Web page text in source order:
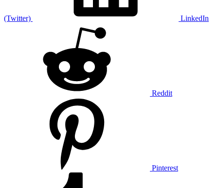
(Twitter) LinkedIn
Reddit
Pinterest